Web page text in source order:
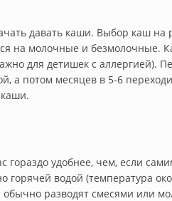
давать каши. Выбор каш на
на молочные и безмолочные.
для детишек с аллергией).
а потом месяцев в 5-6
гораздо удобнее, чем, если
горячей водой (температура
разводят смесями или